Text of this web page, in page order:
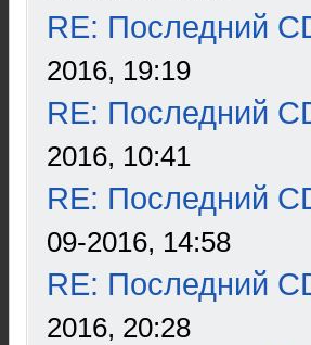
RE: Последний
2016, 19:19
RE: Последний
2016, 10:41
RE: Последний
09-2016, 14:58
RE: Последний
2016, 20:28